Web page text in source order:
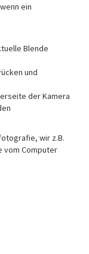
ein
Blende
und
der Kamera
wir z.B.
vom Computer